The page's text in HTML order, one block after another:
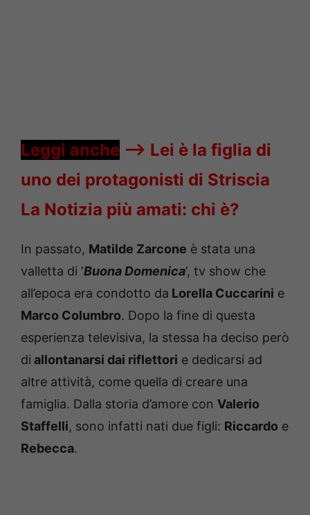
Leggi anche —-> Lei è la figlia di
uno dei protagonisti di Striscia
La Notizia più amati: chi è?
In passato, Matilde Zarcone è stata una
valletta di ‘Buona Domenica‘, tv show che
all’epoca era condotto da Lorella Cuccarini e
Marco Columbro. Dopo la fine di questa
esperienza televisiva, la stessa ha deciso però
di allontanarsi dai riflettori e dedicarsi ad
altre attività, come quella di creare una
famiglia. Dalla storia d’amore con Valerio
Staffelli, sono infatti nati due figli: Riccardo e
Rebecca.